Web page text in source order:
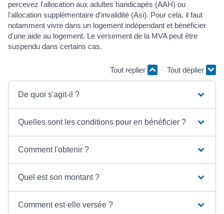
percevez l'allocation aux adultes handicapés (AAH) ou
l'allocation supplémentaire d'invalidité (Asi). Pour cela, il faut
notamment vivre dans un logement indépendant et bénéficier
d'une aide au logement. Le versement de la MVA peut être
suspendu dans certains cas.
Tout replier Tout déplier
De quoi s'agit-il ?
Quelles sont les conditions pour en bénéficier ?
Comment l'obtenir ?
Quel est son montant ?
Comment est-elle versée ?